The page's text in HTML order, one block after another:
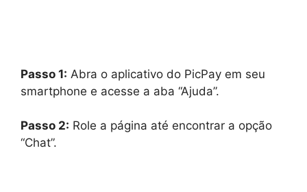
Passo 1: Abra o aplicativo do PicPay em seu
smartphone e acesse a aba “Ajuda”.
Passo 2: Role a página até encontrar a opção
“Chat”.